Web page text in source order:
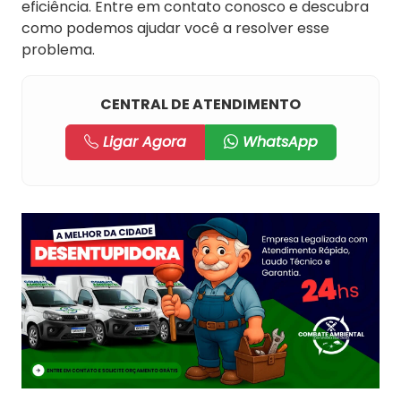
eficiência. Entre em contato conosco e descubra
como podemos ajudar você a resolver esse
problema.
CENTRAL DE ATENDIMENTO
Ligar Agora
WhatsApp